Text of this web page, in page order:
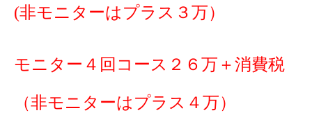
(非モニターはプラス３万）
モニター４回コース２６万＋消費税
（非モニターはプラス４万）